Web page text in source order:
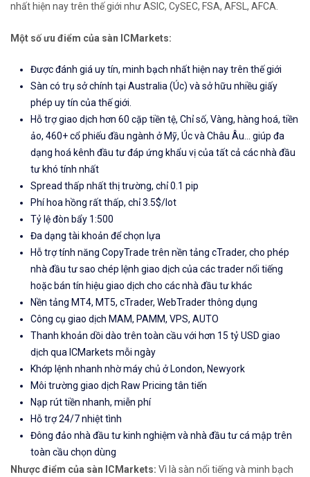
nhất hiện nay trên thế giới như ASIC, CySEC, FSA, AFSL, AFCA.
Một số ưu điểm của sàn ICMarkets:
Được đánh giá uy tín, minh bạch nhất hiện nay trên thế giới
Sàn có trụ sở chính tại Australia (Úc) và sở hữu nhiều giấy
phép uy tín của thế giới.
Hỗ trợ giao dịch hơn 60 cặp tiền tệ, Chỉ số, Vàng, hàng hoá, tiền
ảo, 460+ cổ phiếu đầu ngành ở Mỹ, Úc và Châu Âu... giúp đa
dạng hoá kênh đầu tư đáp ứng khẩu vị của tất cả các nhà đầu
tư khó tính nhất
Spread thấp nhất thị trường, chỉ 0.1 pip
Phí hoa hồng rất thấp, chỉ 3.5$/lot
Tỷ lệ đòn bẩy 1:500
Đa dạng tài khoản để chọn lựa
Hỗ trợ tính năng CopyTrade trên nền tảng cTrader, cho phép
nhà đầu tư sao chép lệnh giao dịch của các trader nổi tiếng
hoặc bán tín hiệu giao dịch cho các nhà đầu tư khác
Nền tảng MT4, MT5, cTrader, WebTrader thông dụng
Công cụ giao dịch MAM, PAMM, VPS, AUTO
Thanh khoản dồi dào trên toàn cầu với hơn 15 tỷ USD giao
dịch qua ICMarkets mỗi ngày
Khớp lệnh nhanh nhờ máy chủ ở London, Newyork
Môi trường giao dịch Raw Pricing tân tiến
Nạp rút tiền nhanh, miễn phí
Hỗ trợ 24/7 nhiệt tình
Đông đảo nhà đầu tư kinh nghiệm và nhà đầu tư cá mập trên
toàn cầu chọn dùng
Nhược điểm của sàn ICMarkets: Vì là sàn nổi tiếng và minh bạch